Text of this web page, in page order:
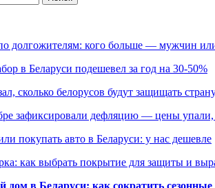
долгожителям: кого больше — мужчин
в Беларуси подешевел за год на 30-50%
сколько белорусов будут защищать
зафиксировали дефляцию — цены
покупать авто в Беларуси: у нас дешевле
как выбрать покрытие для защиты и
дом в Беларуси: как сократить сезонные